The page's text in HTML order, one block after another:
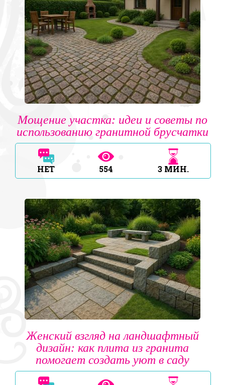
Мощение участка: идеи и советы по
использованию гранитной брусчатки
НЕТ 554 3 МИН.
Женский взгляд на ландшафтный
дизайн: как плита из гранита
помогает создать уют в саду